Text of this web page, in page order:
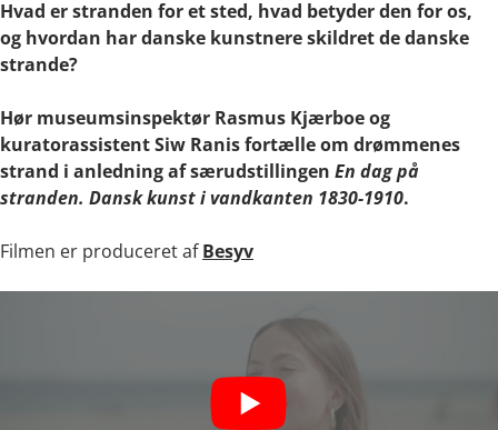
Hvad er stranden for et sted, hvad betyder den for os,
og hvordan har danske kunstnere skildret de danske
strande?
Hør museumsinspektør Rasmus Kjærboe og
kuratorassistent Siw Ranis fortælle om drømmenes
strand i anledning af særudstillingen En dag på
stranden. Dansk kunst i vandkanten 1830-1910.
Filmen er produceret afBesyv